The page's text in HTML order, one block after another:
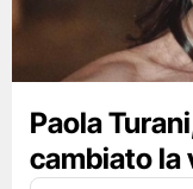
Paola
cambiato la